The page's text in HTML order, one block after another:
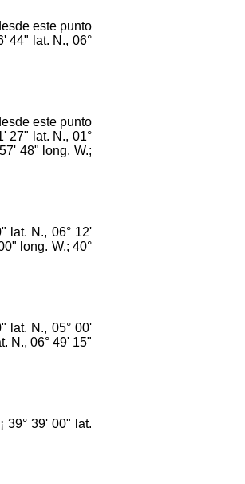
este punto
44" lat. N., 06°
este punto
27" lat. N., 01°
48" long. W.;
lat. N., 06° 12'
long. W.; 40°
lat. N., 05° 00'
N., 06° 49' 15"
39° 39' 00" lat.